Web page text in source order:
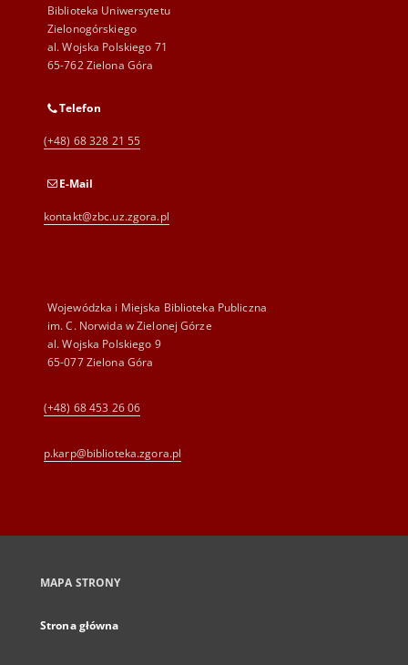
Biblioteka Uniwersytetu
Zielonogórskiego
al. Wojska Polskiego 71
65-762 Zielona Góra
Telefon
(+48) 68 328 21 55
E-Mail
kontakt@zbc.uz.zgora.pl
Wojewódzka i Miejska Biblioteka Publiczna
im. C. Norwida w Zielonej Górze
al. Wojska Polskiego 9
65-077 Zielona Góra
(+48) 68 453 26 06
p.karp@biblioteka.zgora.pl
MAPA STRONY
Strona główna